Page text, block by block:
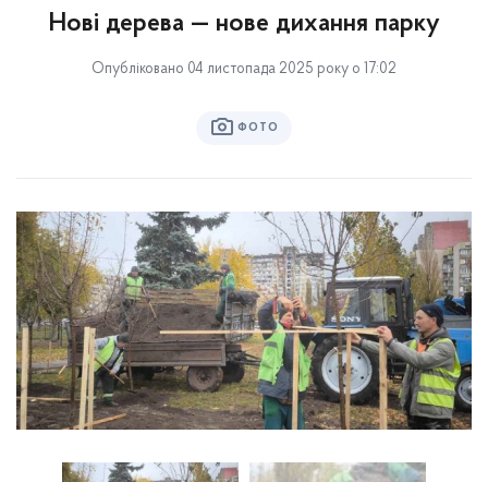
Нові дерева — нове дихання парку
Опубліковано 04 листопада 2025 року о 17:02
ФОТО